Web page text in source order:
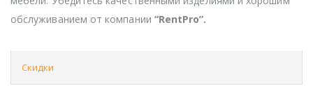
обслуживанием от компании “RentPro”.
Скидки